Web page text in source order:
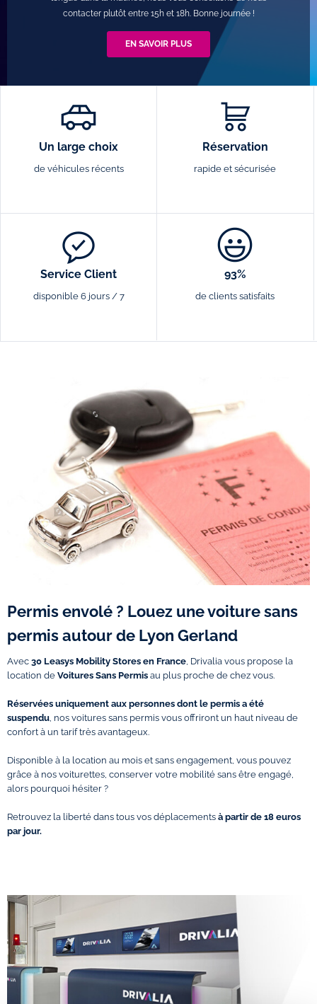
contacter plutôt entre 15h et 18h. Bonne journée !
EN SAVOIR PLUS
Un large choix
de véhicules récents
Réservation
rapide et sécurisée
Service Client
disponible 6 jours / 7
93%
de clients satisfaits
Permis envolé ? Louez une voiture sans
permis autour de Lyon Gerland
Avec 30 Leasys Mobility Stores en France , Drivalia vous propose la
location de Voitures Sans Permis au plus proche de chez vous.
Réservées uniquement aux personnes dont le permis a été
suspendu , nos voitures sans permis vous offriront un haut niveau de
confort à un tarif très avantageux.
Disponible à la location au mois et sans engagement, vous pouvez
grâce à nos voiturettes, conserver votre mobilité sans être engagé,
alors pourquoi hésiter ?
Retrouvez la liberté dans tous vos déplacements à partir de 18 euros
par jour.